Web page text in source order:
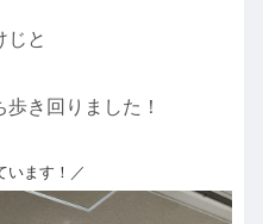
じと
き回りました！
います！／